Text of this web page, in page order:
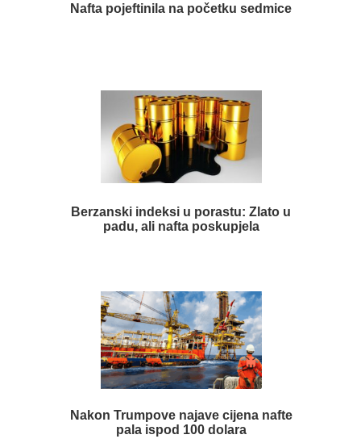
Nafta pojeftinila na početku sedmice
Berzanski indeksi u porastu: Zlato u
padu, ali nafta poskupjela
Nakon Trumpove najave cijena nafte
pala ispod 100 dolara